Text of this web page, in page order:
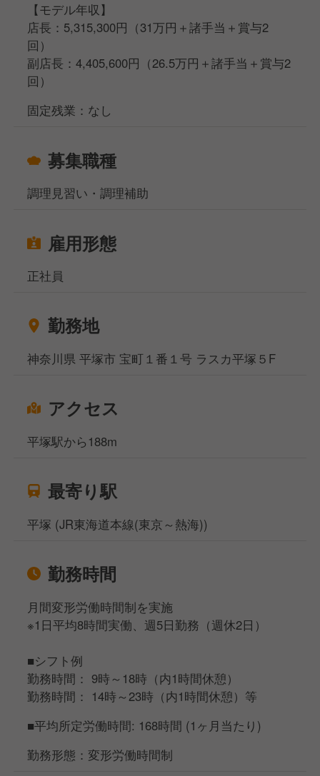
【モデル年収】
店長：5,315,300円（31万円＋諸手当＋賞与2
回）
副店長：4,405,600円（26.5万円＋諸手当＋賞与2
回）
固定残業：なし
募集職種
調理見習い・調理補助
雇用形態
正社員
勤務地
神奈川県 平塚市 宝町１番１号 ラスカ平塚５F
アクセス
平塚駅から188m
最寄り駅
平塚 (JR東海道本線(東京～熱海))
勤務時間
月間変形労働時間制を実施
※1日平均8時間実働、週5日勤務（週休2日）
■シフト例
勤務時間： 9時～18時（内1時間休憩）
勤務時間： 14時～23時（内1時間休憩）等
■平均所定労働時間: 168時間 (1ヶ月当たり)
勤務形態：変形労働時間制